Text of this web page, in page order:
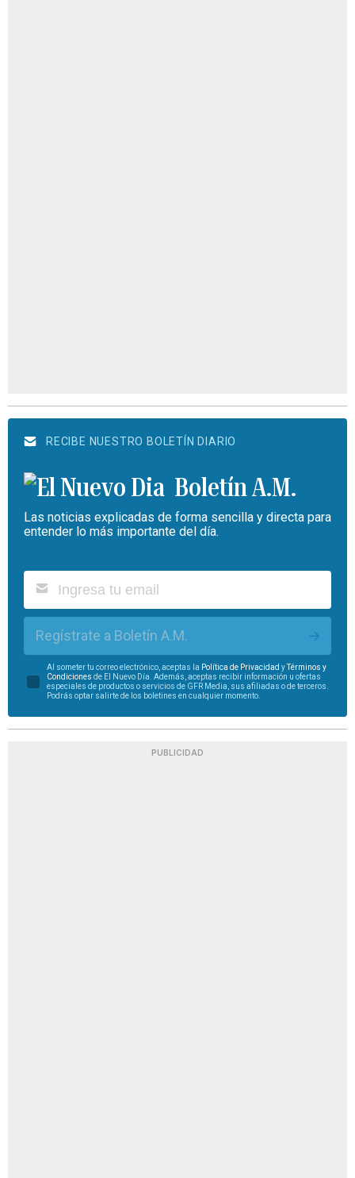
RECIBE NUESTRO BOLETÍN DIARIO
Boletín A.M.
Las noticias explicadas de forma sencilla y directa para
entender lo más importante del día.
Regístrate a Boletín A.M.
Al someter tu correo electrónico, aceptas la Política de Privacidad yTérminos y
Condiciones de El Nuevo Día. Además, aceptas recibir información u ofertas
especiales de productos o servicios de GFR Media, sus afiliadas o de terceros.
Podrás optar salirte de los boletines en cualquier momento.
PUBLICIDAD